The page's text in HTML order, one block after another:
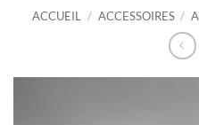
ACCUEIL / ACCESSOIRES /